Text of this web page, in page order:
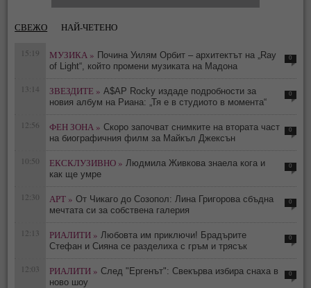
СВЕЖО НАЙ-ЧЕТЕНО
15:19 МУЗИКА » Почина Уилям Орбит – архитектът на „Ray
of Light“, който промени музиката на Мадона
0
13:14 ЗВЕЗДИТЕ » A$AP Rocky издаде подробности за
новия албум на Риана: „Тя е в студиото в момента“
0
12:56 ФЕН ЗОНА » Скоро започват снимките на втората част
на биографичния филм за Майкъл Джексън
0
10:50 ЕКСКЛУЗИВНО » Людмила Живкова знаела кога и
как ще умре
0
12:30 АРТ » От Чикаго до Созопол: Лина Григорова сбъдна
мечтата си за собствена галерия
0
12:13 РИАЛИТИ » Любовта им приключи! Брадърите
Стефан и Сияна се разделиха с гръм и трясък
0
12:03 РИАЛИТИ » След "Ергенът": Свекърва избира снаха в
ново шоу
0